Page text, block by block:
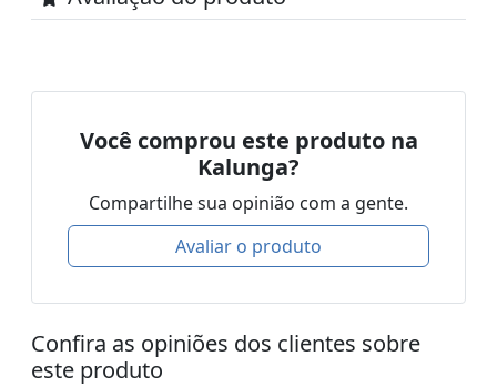
Você comprou este produto na
Kalunga?
Compartilhe sua opinião com a gente.
Avaliar o produto
Confira as opiniões dos clientes sobre
este produto